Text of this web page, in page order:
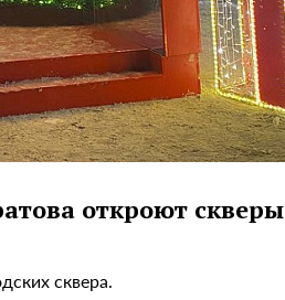
откроют скверы
сквера.